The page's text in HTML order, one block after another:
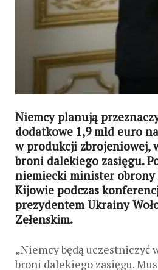
Niemcy planują
dodatkowe 1,9 mld euro
w produkcji zbrojeniowej,
broni dalekiego zasięgu.
niemiecki minister obrony
Kijowie podczas
prezydentem Ukrainy
Zełenskim.
„Niemcy będą uczestniczyć
broni dalekiego zasięgu.